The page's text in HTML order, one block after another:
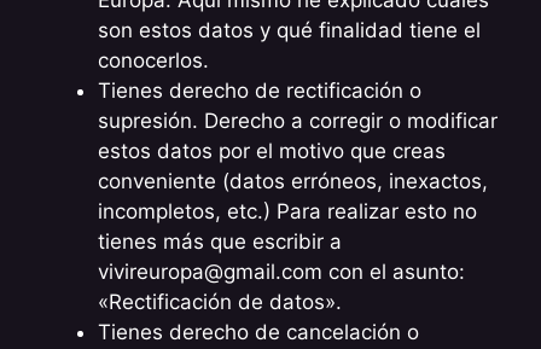
son estos datos y qué finalidad tiene el
conocerlos.
Tienes derecho de rectificación o
supresión. Derecho a corregir o modificar
estos datos por el motivo que creas
conveniente (datos erróneos, inexactos,
incompletos, etc.) Para realizar esto no
tienes más que escribir a
vivireuropa@gmail.com con el asunto:
«Rectificación de datos».
Tienes derecho de cancelación o